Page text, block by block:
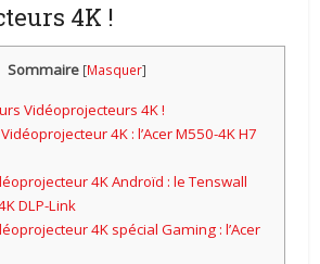
4K !
Sommaire [Masquer]
Vidéoprojecteurs 4K !
4K : l’Acer M550-4K H7
4K Androïd : le Tenswall
DLP-Link
4K spécial Gaming : l’Acer